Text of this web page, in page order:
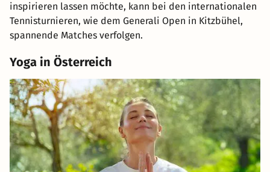
inspirieren lassen möchte, kann bei den internationalen
Tennisturnieren, wie dem Generali Open in Kitzbühel,
spannende Matches verfolgen.
Yoga in Österreich